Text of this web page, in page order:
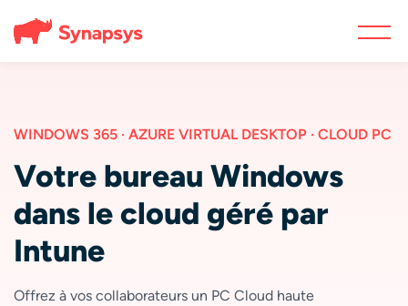
WINDOWS 365 · AZURE VIRTUAL DESKTOP · CLOUD PC
Votre bureau Windows
dans le cloud géré par
Intune
Offrez à vos collaborateurs un PC Cloud haute